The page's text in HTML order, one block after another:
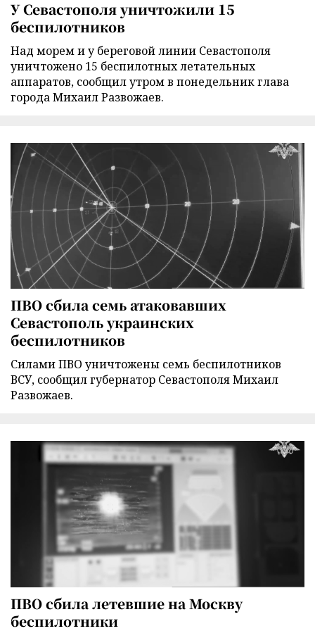
У Севастополя уничтожили 15
беспилотников
Над морем и у береговой линии Севастополя
уничтожено 15 беспилотных летательных
аппаратов, сообщил утром в понедельник глава
города Михаил Развожаев.
ПВО сбила семь атаковавших
Севастополь украинских
беспилотников
Силами ПВО уничтожены семь беспилотников
ВСУ, сообщил губернатор Севастополя Михаил
Развожаев.
ПВО сбила летевшие на Москву
беспилотники